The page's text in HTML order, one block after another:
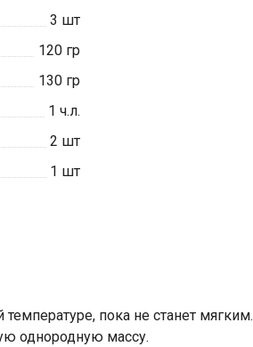
3 шт
120гр
130гр
1 ч.л.
2 шт
1 шт
пока не станет мягким.
однородную массу.